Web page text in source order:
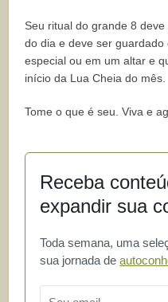
Seu ritual do grande 8
do dia e deve ser
especial ou em um altar e
início da Lua Cheia do mês.
Tome o que é seu. Viva e
Receba
expandir sua
Toda semana, uma
sua jornada de